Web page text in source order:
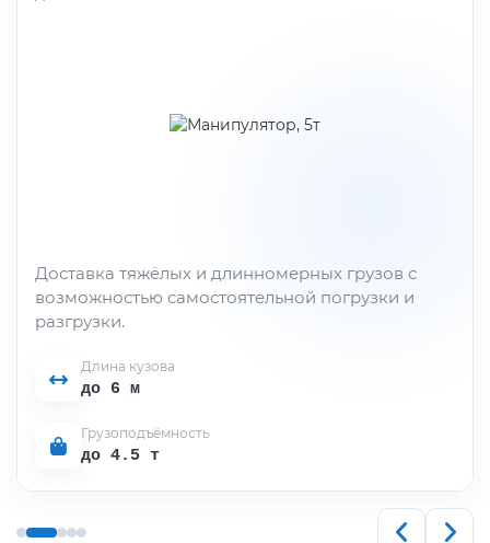
Доставка тяжёлых и длинномерных грузов с
возможностью самостоятельной погрузки и
разгрузки.
Длина кузова
до 6 м
Грузоподъёмность
до 4.5 т